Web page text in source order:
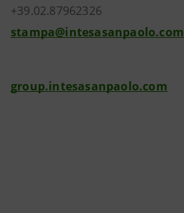
+39.02.87962326
stampa@intesasanpaolo.com
group.intesasanpaolo.com